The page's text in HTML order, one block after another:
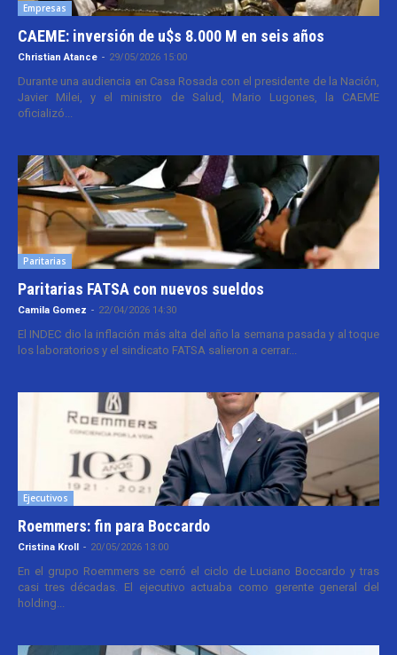
Empresas
CAEME: inversión de u$s 8.000 M en seis años
Christian Atance - 29/05/2026 15:00
Durante una audiencia en Casa Rosada con el presidente de la Nación,
Javier Milei, y el ministro de Salud, Mario Lugones, la CAEME
oficializó...
Paritarias
Paritarias FATSA con nuevos sueldos
Camila Gomez - 22/04/2026 14:30
El INDEC dio la inflación más alta del año la semana pasada y al toque
los laboratorios y el sindicato FATSA salieron a cerrar...
Ejecutivos
Roemmers: fin para Boccardo
Cristina Kroll - 20/05/2026 13:00
En el grupo Roemmers se cerró el ciclo de Luciano Boccardo y tras
casi tres décadas. El ejecutivo actuaba como gerente general del
holding...